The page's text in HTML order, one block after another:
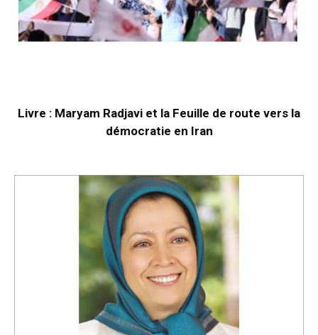
Livre : Maryam Radjavi et la Feuille de route vers la
démocratie en Iran